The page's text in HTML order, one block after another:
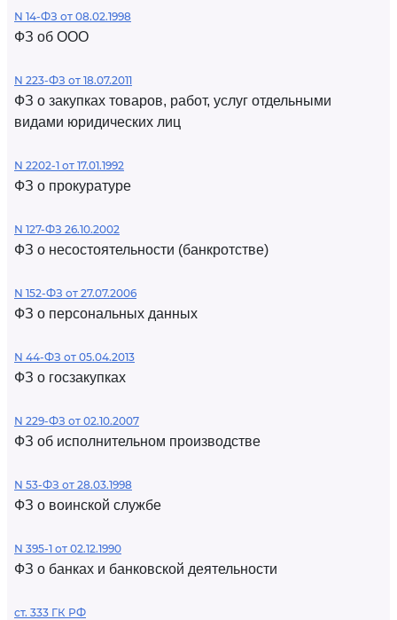
N 14-ФЗ от 08.02.1998
ФЗ об ООО
N 223-ФЗ от 18.07.2011
ФЗ о закупках товаров, работ, услуг отдельными
видами юридических лиц
N 2202-1 от 17.01.1992
ФЗ о прокуратуре
N 127-ФЗ 26.10.2002
ФЗ о несостоятельности (банкротстве)
N 152-ФЗ от 27.07.2006
ФЗ о персональных данных
N 44-ФЗ от 05.04.2013
ФЗ о госзакупках
N 229-ФЗ от 02.10.2007
ФЗ об исполнительном производстве
N 53-ФЗ от 28.03.1998
ФЗ о воинской службе
N 395-1 от 02.12.1990
ФЗ о банках и банковской деятельности
ст. 333 ГК РФ